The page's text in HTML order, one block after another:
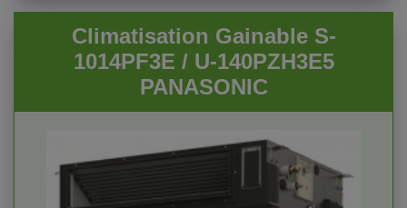
Climatisation Gainable S-
1014PF3E / U-140PZH3E5
PANASONIC